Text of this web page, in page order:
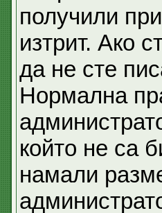
получили
изтрит. Ако
да не сте
Нормална
който не са
намали